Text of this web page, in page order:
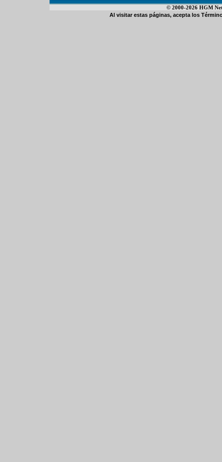
© 2000-2026 HGM
Al visitar estas páginas, acepta los